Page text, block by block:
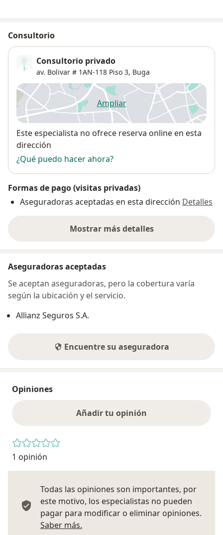
Consultorio
Consultorio privado
av. Bolivar # 1AN-118 Piso 3, Buga
Ampliarse abre en una nueva
Disponibilidad
Este especialista no ofrece reserva online en esta
dirección
¿Qué puedo hacer ahora?
Formas de pago (visitas privadas)
Aseguradoras aceptadas en esta dirección Detalles
Mostrar más detalles
sobre la dirección
Aseguradoras aceptadas
Se aceptan aseguradoras, pero la cobertura varía
según la ubicación y el servicio.
Allianz Seguros S.A.
Encuentre su aseguradora
Opiniones
Añadir tu opinión
1 opinión
Todas las opiniones son importantes, por
este motivo, los especialistas no pueden
pagar para modificar o eliminar opiniones.
Saber más.